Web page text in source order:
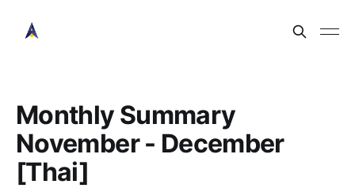
Monthly Summary
November - December
[Thai]